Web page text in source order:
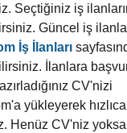
Seçtiğiniz iş
Güncel iş
İş İlanları
İlanlara
CV'nizi
yükleyerek
Henüz CV'niz yoksa